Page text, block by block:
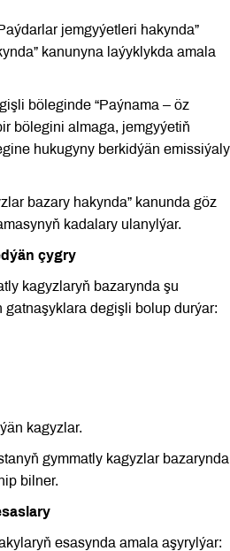
jemgyýetleri hakynda”
kanunyna laýyklykda amala
böleginde “Paýnama – öz
bölegini almaga, jemgyýetiň
hukugyny berkidýän emissiýaly
bazary hakynda” kanunda göz
kadalary ulanylýar.
çygry
kagyzlaryň bazarynda şu
degişli bolup durýar:
kagyzlar.
gymmatly kagyzlar bazarynda
bilner.
esasynda amala aşyrylýar: